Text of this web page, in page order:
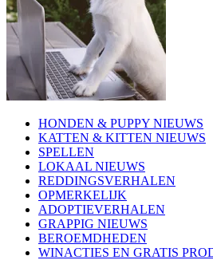
HONDEN & PUPPY NIEUWS
KATTEN & KITTEN NIEUWS
SPELLEN
LOKAAL NIEUWS
REDDINGSVERHALEN
OPMERKELIJK
ADOPTIEVERHALEN
GRAPPIG NIEUWS
BEROEMDHEDEN
WINACTIES EN GRATIS